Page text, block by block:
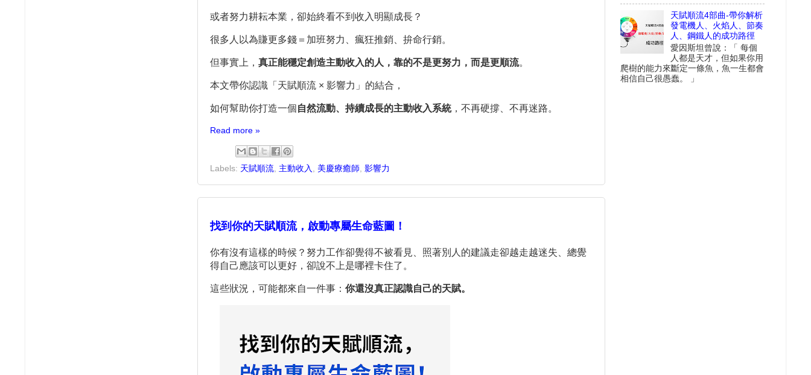
或者努力耕耘本業，卻始終看不到收入明顯成長？
很多人以為賺更多錢＝加班努力、瘋狂推銷、拚命行銷。
但事實上， 真正能穩定創造主動收入的人，靠的不是更努力，而是更順流。
本文帶你認識「天賦順流 × 影響力」的結合，
如何幫助你打造一個自然流動、持續成長的主動收入系統，不再硬撐、不再迷路。
Read more »
Labels: 天賦順流 主動收入 美慶療癒師 影響力
找到你的天賦順流，啟動專屬生命藍圖！
你有沒有這樣的時候？努力工作卻覺得不被看見、照著別人的建議走卻越走越迷失、總覺
得自己應該可以更好，卻說不上是哪裡卡住了。
這些狀況，可能都來自一件事： 你還沒真正認識自己的天賦。
天賦順流4部曲-帶你解析
發電機人、火焰人、節奏
人、鋼鐵人的成功路徑
愛因斯坦曾說：「 每個
人都是天才，但如果你用
爬樹的能力來斷定一條魚，魚一生都會
相信自己很愚蠢。 」